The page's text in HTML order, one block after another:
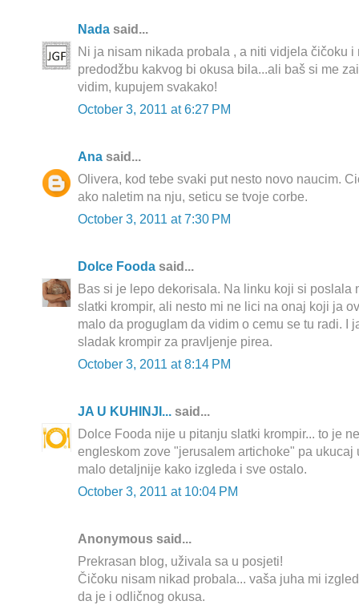
Nada said...
Ni ja nisam nikada probala , a niti vidjela čičoku i
predodžbu kakvog bi okusa bila...ali baš si me
vidim, kupujem svakako!
October 3, 2011 at 6:27 PM
Ana said...
Olivera, kod tebe svaki put nesto novo naucim.
ako naletim na nju, seticu se tvoje corbe.
October 3, 2011 at 7:30 PM
Dolce Fooda said...
Bas si je lepo dekorisala. Na linku koji si poslala
slatki krompir, ali nesto mi ne lici na onaj koji ja
malo da proguglam da vidim o cemu se tu radi. I
sladak krompir za pravljenje pirea.
October 3, 2011 at 8:14 PM
JA U KUHINJI... said...
Dolce Fooda nije u pitanju slatki krompir... to je
engleskom zove "jerusalem artichoke" pa ukucaj
malo detaljnije kako izgleda i sve ostalo.
October 3, 2011 at 10:04 PM
Anonymous said...
Prekrasan blog, uživala sa u posjeti!
Čičoku nisam nikad probala... vaša juha mi
da je i odličnog okusa.